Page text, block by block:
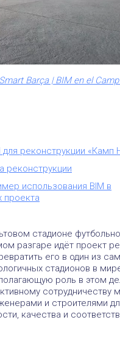
Barça | BIM en el
реконструкции «Камп
реконструкции
использования BIM в
проекта
стадионе
разгаре идёт проект
его в один из
стадионов в
роль в этом
сотрудничеству
и строителями
качества и